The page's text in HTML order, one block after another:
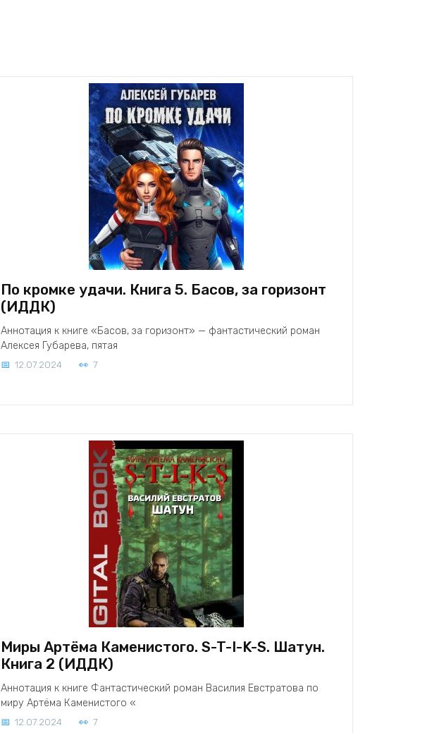
По кромке удачи. Книга 5. Басов, за горизонт
(ИДДК)
Аннотация к книге «Басов, за горизонт» — фантастический роман
Алексея Губарева, пятая
12.07.2024 7
Миры Артёма Каменистого. S-T-I-K-S. Шатун.
Книга 2 (ИДДК)
Аннотация к книге Фантастический роман Василия Евстратова по
миру Артёма Каменистого «
12.07.2024 7